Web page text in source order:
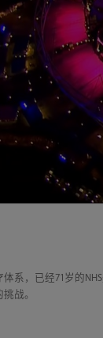
系，已经71岁的
战。